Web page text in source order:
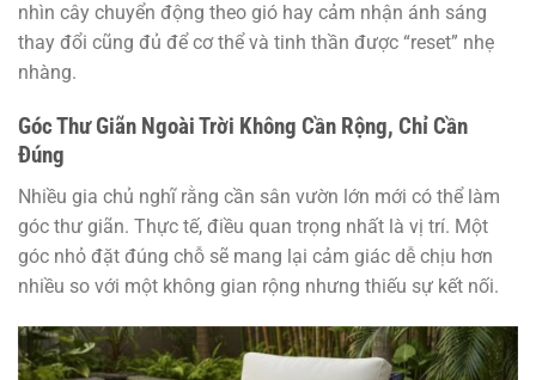
nhìn cây chuyển động theo gió hay cảm nhận ánh sáng
thay đổi cũng đủ để cơ thể và tinh thần được “reset” nhẹ
nhàng.
Góc Thư Giãn Ngoài Trời Không Cần Rộng, Chỉ Cần
Đúng
Nhiều gia chủ nghĩ rằng cần sân vườn lớn mới có thể làm
góc thư giãn. Thực tế, điều quan trọng nhất là vị trí. Một
góc nhỏ đặt đúng chỗ sẽ mang lại cảm giác dễ chịu hơn
nhiều so với một không gian rộng nhưng thiếu sự kết nối.